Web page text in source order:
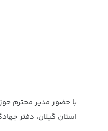
با حضور مدیر محترم
استان گیلان، دفتر